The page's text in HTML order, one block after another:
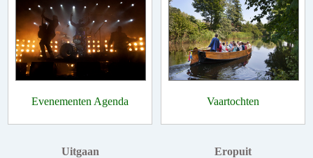
Evenementen Agenda Vaartochten
Uitgaan Eropuit